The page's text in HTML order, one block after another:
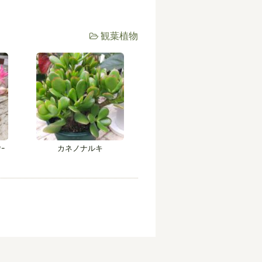
観葉植物
カネノナルキ